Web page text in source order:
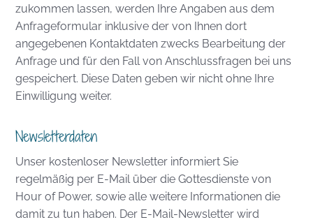
zukommen lassen, werden Ihre Angaben aus dem
Anfrageformular inklusive der von Ihnen dort
angegebenen Kontaktdaten zwecks Bearbeitung der
Anfrage und für den Fall von Anschlussfragen bei uns
gespeichert. Diese Daten geben wir nicht ohne Ihre
Einwilligung weiter.
Newsletterdaten
Unser kostenloser Newsletter informiert Sie
regelmäßig per E-Mail über die Gottesdienste von
Hour of Power, sowie alle weitere Informationen die
damit zu tun haben. Der E-Mail-Newsletter wird